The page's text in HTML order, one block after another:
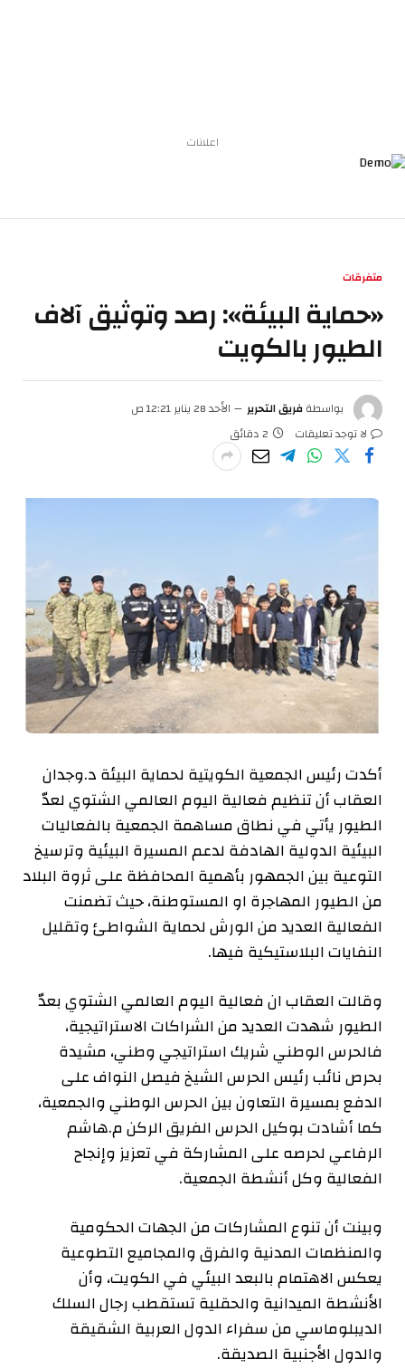
اعلانات
متفرقات
«حماية البيئة»: رصد وتوثيق آلاف
الطيور بالكويت
بواسطةفريق التحرير
الأحد 28 يناير 12:21 ص
لا توجد تعليقات
2 دقائق
أكدت رئيس الجمعية الكويتية لحماية البيئة د.وجدان
العقاب أن تنظيم فعالية اليوم العالمي الشتوي لعدّ
الطيور يأتي في نطاق مساهمة الجمعية بالفعاليات
البيئية الدولية الهادفة لدعم المسيرة البيئية وترسيخ
التوعية بين الجمهور بأهمية المحافظة على ثروة البلاد
من الطيور المهاجرة او المستوطنة، حيث تضمنت
الفعالية العديد من الورش لحماية الشواطئ وتقليل
النفايات البلاستيكية فيها.
وقالت العقاب ان فعالية اليوم العالمي الشتوي بعدّ
الطيور شهدت العديد من الشراكات الاستراتيجية،
فالحرس الوطني شريك استراتيجي وطني، مشيدة
بحرص نائب رئيس الحرس الشيخ فيصل النواف على
الدفع بمسيرة التعاون بين الحرس الوطني والجمعية،
كما أشادت بوكيل الحرس الفريق الركن م.هاشم
الرفاعي لحرصه على المشاركة في تعزيز وإنجاح
الفعالية وكل أنشطة الجمعية.
وبينت أن تنوع المشاركات من الجهات الحكومية
والمنظمات المدنية والفرق والمجاميع التطوعية
يعكس الاهتمام بالبعد البيئي في الكويت، وأن
الأنشطة الميدانية والحقلية تستقطب رجال السلك
الديبلوماسي من سفراء الدول العربية الشقيقة
والدول الأجنبية الصديقة.